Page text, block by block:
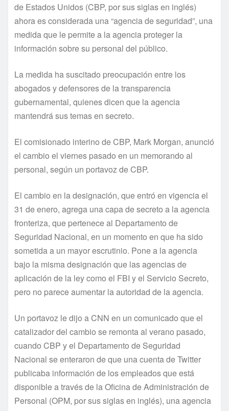
de Estados Unidos (CBP, por sus siglas en inglés)
ahora es considerada una “agencia de seguridad”, una
medida que le permite a la agencia proteger la
información sobre su personal del público.
La medida ha suscitado preocupación entre los
abogados y defensores de la transparencia
gubernamental, quienes dicen que la agencia
mantendrá sus temas en secreto.
El comisionado interino de CBP, Mark Morgan, anunció
el cambio el viernes pasado en un memorando al
personal, según un portavoz de CBP.
El cambio en la designación, que entró en vigencia el
31 de enero, agrega una capa de secreto a la agencia
fronteriza, que pertenece al Departamento de
Seguridad Nacional, en un momento en que ha sido
sometida a un mayor escrutinio. Pone a la agencia
bajo la misma designación que las agencias de
aplicación de la ley como el FBI y el Servicio Secreto,
pero no parece aumentar la autoridad de la agencia.
Un portavoz le dijo a CNN en un comunicado que el
catalizador del cambio se remonta al verano pasado,
cuando CBP y el Departamento de Seguridad
Nacional se enteraron de que una cuenta de Twitter
publicaba información de los empleados que está
disponible a través de la Oficina de Administración de
Personal (OPM, por sus siglas en inglés), una agencia